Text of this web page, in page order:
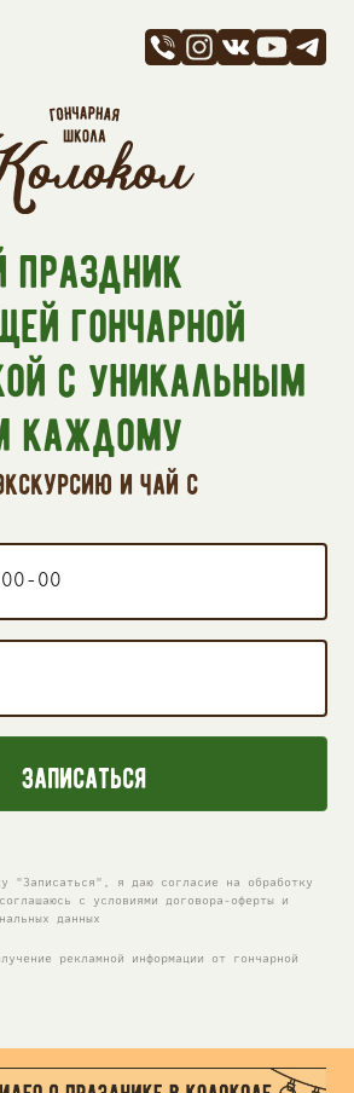
гончарной
с уникальным
каждому
и чай с
"Записаться", я даю согласие на обработку
c условиями договора-оферты и
данных
рекламной информации от гончарной